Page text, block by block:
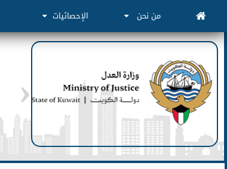
من نحن الإحصائيات